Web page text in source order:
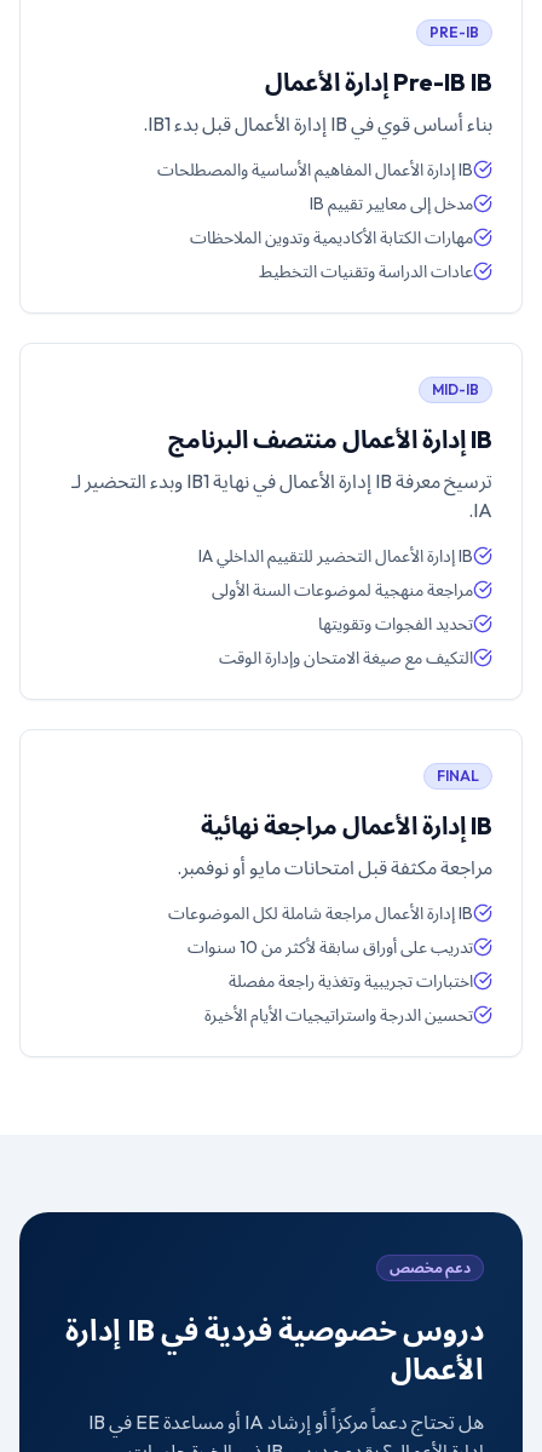
PRE-IB
Pre-IB IB إدارة الأعمال
بناء أساس قوي في IB إدارة الأعمال قبل بدء IB1.
IB إدارة الأعمال المفاهيم الأساسية والمصطلحات
مدخل إلى معايير تقييم IB
مهارات الكتابة الأكاديمية وتدوين الملاحظات
عادات الدراسة وتقنيات التخطيط
MID-IB
IB إدارة الأعمال منتصف البرنامج
ترسيخ معرفة IB إدارة الأعمال في نهاية IB1 وبدء التحضير لـ
IA.
IB إدارة الأعمال التحضير للتقييم الداخلي IA
مراجعة منهجية لموضوعات السنة الأولى
تحديد الفجوات وتقويتها
التكيف مع صيغة الامتحان وإدارة الوقت
FINAL
IB إدارة الأعمال مراجعة نهائية
مراجعة مكثفة قبل امتحانات مايو أو نوفمبر.
IB إدارة الأعمال مراجعة شاملة لكل الموضوعات
تدريب على أوراق سابقة لأكثر من 10 سنوات
اختبارات تجريبية وتغذية راجعة مفصلة
تحسين الدرجة واستراتيجيات الأيام الأخيرة
دعم مخصص
دروس خصوصية فردية في
IB إدارة
الأعمال
هل تحتاج دعماً مركزاً أو إرشاد IA أو مساعدة EE في
IB